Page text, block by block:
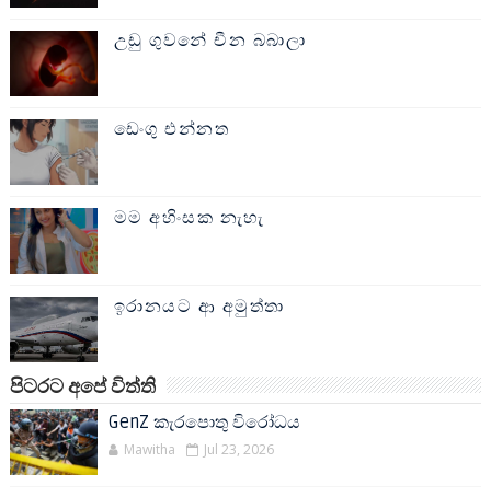
උඩු ගුවනේ චීන බබාලා
ඩෙංගු එන්නත
මම අහිංසක නැහැ
ඉරානයට ආ අමුත්තා
පිටරට අපේ විත්ති
GenZ කැරපොතු විරෝධය
Mawitha Jul 23, 2026